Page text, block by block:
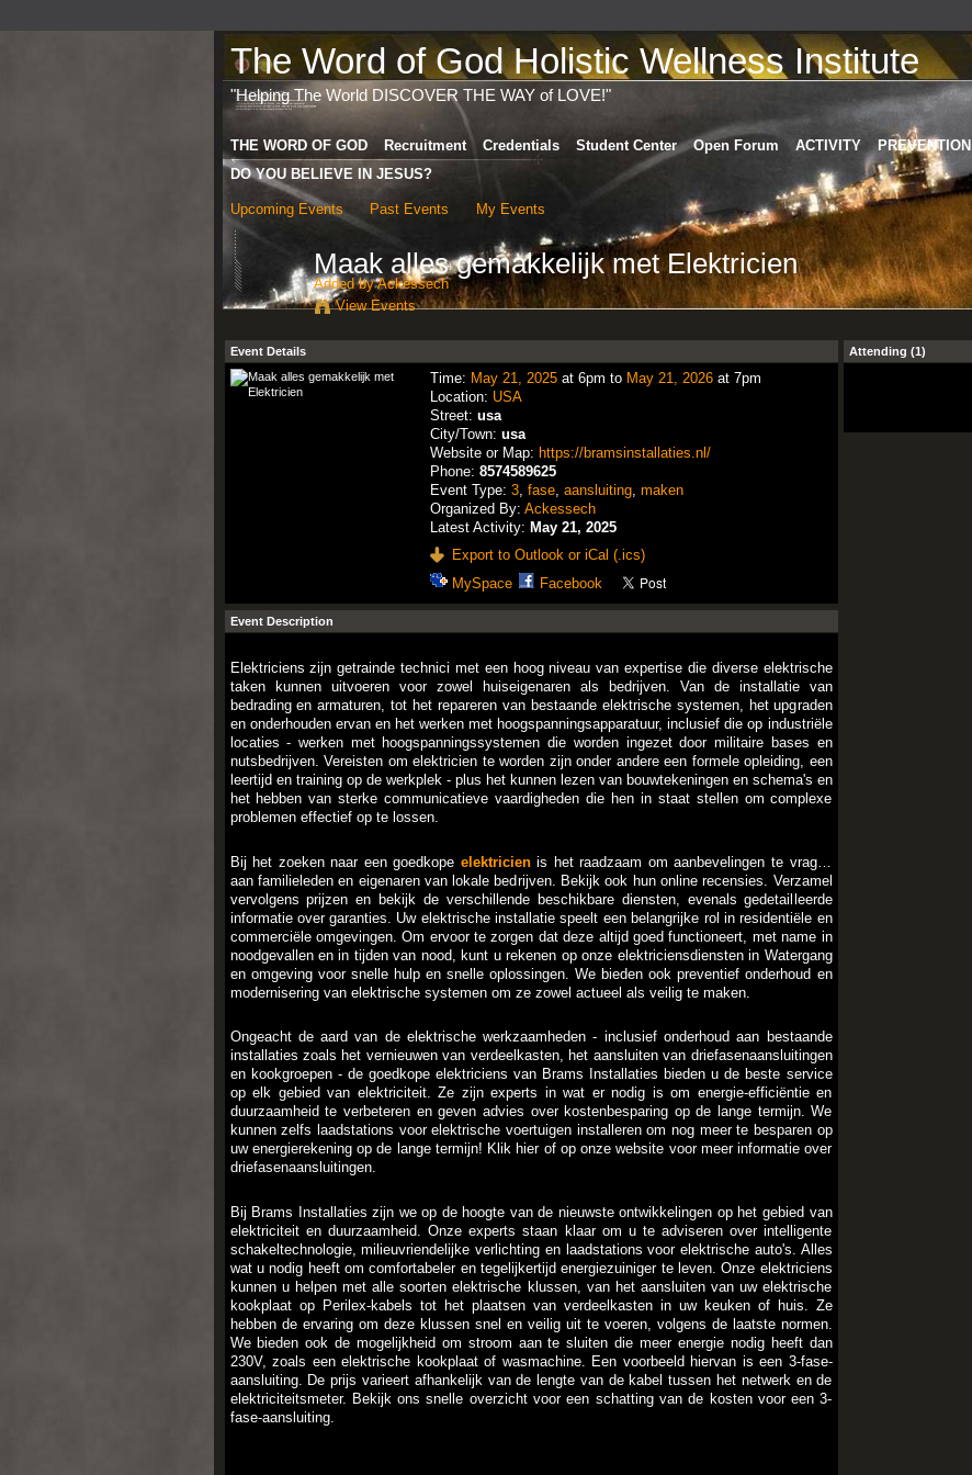
The Word of God Holistic Wellness Institute
"Helping The World DISCOVER THE WAY of LOVE!"
THE WORD OF GOD Recruitment Credentials Student Center Open Forum ACTIVITY PREVENTION
DO YOU BELIEVE IN JESUS?
Upcoming Events Past Events My Events
Maak alles gemakkelijk met Elektricien
Added byAckessech
View Events
Event Details
Time: May 21, 2025 at 6pm to May 21, 2026 at 7pm
Location: USA
Street:usa
City/Town:usa
Website or Map: https://bramsinstallaties.nl/
Phone:8574589625
Event Type:3,fase,aansluiting,maken
Organized By:Ackessech
Latest Activity: May 21, 2025
Export to Outlook or iCal (.ics)
MySpace
Facebook
Event Description
Elektriciens zijn getrainde technici met een hoog niveau van expertise die diverse elektrische
taken kunnen uitvoeren voor zowel huiseigenaren als bedrijven. Van de installatie van
bedrading en armaturen, tot het repareren van bestaande elektrische systemen, het upgraden
en onderhouden ervan en het werken met hoogspanningsapparatuur, inclusief die op industriële
locaties - werken met hoogspanningssystemen die worden ingezet door militaire bases en
nutsbedrijven. Vereisten om elektricien te worden zijn onder andere een formele opleiding, een
leertijd en training op de werkplek - plus het kunnen lezen van bouwtekeningen en schema's en
het hebben van sterke communicatieve vaardigheden die hen in staat stellen om complexe
problemen effectief op te lossen.
Bij het zoeken naar een goedkope elektricienis het raadzaam om aanbevelingen te vragen
aan familieleden en eigenaren van lokale bedrijven. Bekijk ook hun online recensies. Verzamel
vervolgens prijzen en bekijk de verschillende beschikbare diensten, evenals gedetailleerde
informatie over garanties. Uw elektrische installatie speelt een belangrijke rol in residentiële en
commerciële omgevingen. Om ervoor te zorgen dat deze altijd goed functioneert, met name in
noodgevallen en in tijden van nood, kunt u rekenen op onze elektriciensdiensten in Watergang
en omgeving voor snelle hulp en snelle oplossingen. We bieden ook preventief onderhoud en
modernisering van elektrische systemen om ze zowel actueel als veilig te maken.
Ongeacht de aard van de elektrische werkzaamheden - inclusief onderhoud aan bestaande
installaties zoals het vernieuwen van verdeelkasten, het aansluiten van driefasenaansluitingen
en kookgroepen - de goedkope elektriciens van Brams Installaties bieden u de beste service
op elk gebied van elektriciteit. Ze zijn experts in wat er nodig is om energie-efficiëntie en
duurzaamheid te verbeteren en geven advies over kostenbesparing op de lange termijn. We
kunnen zelfs laadstations voor elektrische voertuigen installeren om nog meer te besparen op
uw energierekening op de lange termijn! Klik hier of op onze website voor meer informatie over
driefasenaansluitingen.
Bij Brams Installaties zijn we op de hoogte van de nieuwste ontwikkelingen op het gebied van
elektriciteit en duurzaamheid. Onze experts staan ​​klaar om u te adviseren over intelligente
schakeltechnologie, milieuvriendelijke verlichting en laadstations voor elektrische auto's. Alles
wat u nodig heeft om comfortabeler en tegelijkertijd energiezuiniger te leven. Onze elektriciens
kunnen u helpen met alle soorten elektrische klussen, van het aansluiten van uw elektrische
kookplaat op Perilex-kabels tot het plaatsen van verdeelkasten in uw keuken of huis. Ze
hebben de ervaring om deze klussen snel en veilig uit te voeren, volgens de laatste normen.
We bieden ook de mogelijkheid om stroom aan te sluiten die meer energie nodig heeft dan
230V, zoals een elektrische kookplaat of wasmachine. Een voorbeeld hiervan is een 3-fase-
aansluiting. De prijs varieert afhankelijk van de lengte van de kabel tussen het netwerk en de
elektriciteitsmeter. Bekijk ons ​​snelle overzicht voor een schatting van de kosten voor een 3-
fase-aansluiting.
Attending (1)